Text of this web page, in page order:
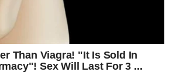
KADA BLISTATE
pažnje. Moguće je priznanje,
da pokažete svoje sposobnosti.